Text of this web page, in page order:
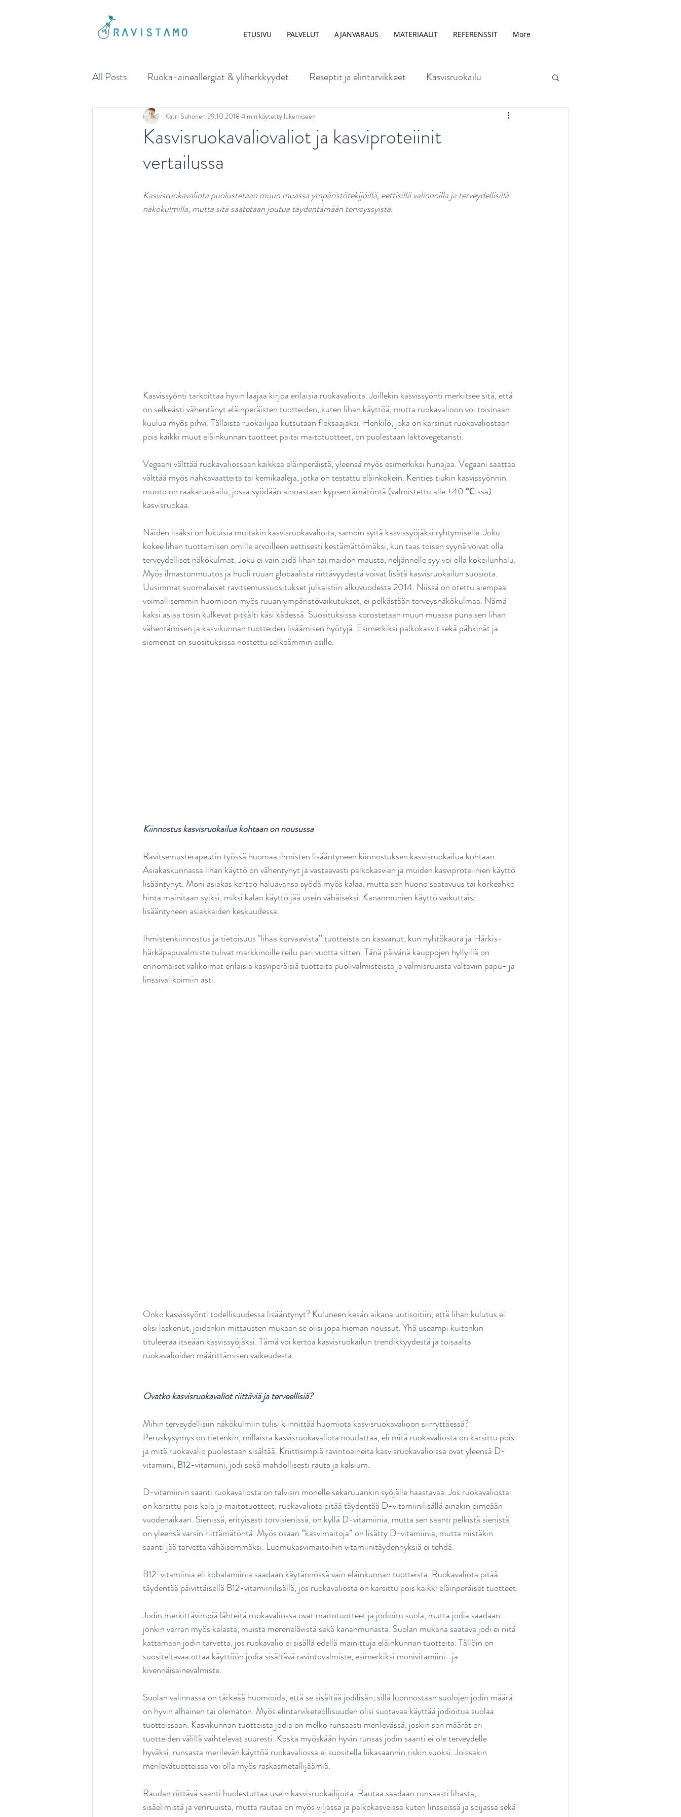
ETUSIVU PALVELUT AJANVARAUS MATERIAALIT REFERENSSIT More
All Posts Ruoka-aineallergiat & yliherkkyydet Reseptit ja elintarvikkeet Kasvisruokailu
Liikkujan ja urheilijan ravitsemus Ruoka ja mieli
Sydänterveys Painonhallinta ja elintavat
Ikäihmisen ravitsemus Aikuisen ravitsemus Vatsavaivat Ruokakasvatus Aineenvaihdunta
Kasvisruokavaliovaliot ja kasviproteiinit
vertailussa
Katri Suhonen 29.10.2018 4 min käytetty lukemiseen
Kasvisruokavaliota puolustetaan muun muassa ympäristötekijöillä, eettisillä valinnoilla ja terveydellisillä
näkökulmilla, mutta sitä saatetaan joutua täydentämään terveyssyistä.
Kasvissyönti tarkoittaa hyvin laajaa kirjoa erilaisia ruokavalioita. Joillekin kasvissyönti merkitsee sitä, että
on selkeästi vähentänyt eläinperäisten tuotteiden, kuten lihan käyttöä, mutta ruokavalioon voi toisinaan
kuulua myös pihvi. Tällaista ruokailijaa kutsutaan fleksaajaksi. Henkilö, joka on karsinut ruokavaliostaan
pois kaikki muut eläinkunnan tuotteet paitsi maitotuotteet, on puolestaan laktovegetaristi.
Vegaani välttää ruokavaliossaan kaikkea eläinperäistä, yleensä myös esimerkiksi hunajaa. Vegaani saattaa
välttää myös nahkavaatteita tai kemikaaleja, jotka on testattu eläinkokein. Kenties tiukin kasvissyönnin
muoto on raakaruokailu, jossa syödään ainoastaan kypsentämätöntä (valmistettu alle +40 ℃:ssa)
kasvisruokaa.
Näiden lisäksi on lukuisia muitakin kasvisruokavalioita, samoin syitä kasvissyöjäksi ryhtymiselle. Joku
kokee lihan tuottamisen omille arvoilleen eettisesti kestämättömäksi, kun taas toisen syynä voivat olla
terveydelliset näkökulmat. Joku ei vain pidä lihan tai maidon mausta, neljännelle syy voi olla kokeilunhalu.
Myös ilmastonmuutos ja huoli ruuan globaalista riittävyydestä voivat lisätä kasvisruokailun suosiota.
Uusimmat suomalaiset ravitsemussuositukset julkaistiin alkuvuodesta 2014. Niissä on otettu aiempaa
voimallisemmin huomioon myös ruuan ympäristövaikutukset, ei pelkästään terveysnäkökulmaa. Nämä
kaksi asiaa tosin kulkevat pitkälti käsi kädessä. Suosituksissa korostetaan muun muassa punaisen lihan
vähentämisen ja kasvikunnan tuotteiden lisäämisen hyötyjä. Esimerkiksi palkokasvit sekä pähkinät ja
siemenet on suosituksissa nostettu selkeämmin esille.
Kiinnostus kasvisruokailua kohtaan on nousussa
Ravitsemusterapeutin työssä huomaa ihmisten lisääntyneen kiinnostuksen kasvisruokailua kohtaan.
Asiakaskunnassa lihan käyttö on vähentynyt ja vastaavasti palkokasvien ja muiden kasviproteiinien käyttö
lisääntynyt. Moni asiakas kertoo haluavansa syödä myös kalaa, mutta sen huono saatavuus tai korkeahko
hinta mainitaan syiksi, miksi kalan käyttö jää usein vähäiseksi. Kananmunien käyttö vaikuttaisi
lisääntyneen asiakkaiden keskuudessa.
Ihmistenkiinnostus ja tietoisuus "lihaa korvaavista” tuotteista on kasvanut, kun nyhtökaura ja Härkis-
härkäpapuvalmiste tulivat markkinoille reilu pari vuotta sitten. Tänä päivänä kauppojen hyllyillä on
erinomaiset valikoimat erilaisia kasviperäisiä tuotteita puolivalmisteista ja valmisruuista valtaviin papu- ja
linssivalikoimiin asti.
Onko kasvissyönti todellisuudessa lisääntynyt? Kuluneen kesän aikana uutisoitiin, että lihan kulutus ei
olisi laskenut, joidenkin mittausten mukaan se olisi jopa hieman noussut. Yhä useampi kuitenkin
tituleeraa itseään kasvissyöjäksi. Tämä voi kertoa kasvisruokailun trendikkyydestä ja toisaalta
ruokavalioiden määrittämisen vaikeudesta.
Ovatko kasvisruokavaliot riittäviä ja terveellisiä?
Mihin terveydellisiin näkökulmiin tulisi kiinnittää huomiota kasvisruokavalioon siirryttäessä?
Peruskysymys on tietenkin, millaista kasvisruokavaliota noudattaa, eli mitä ruokavaliosta on karsittu pois
ja mitä ruokavalio puolestaan sisältää. Kriittisimpiä ravintoaineita kasvisruokavalioissa ovat yleensä D-
vitamiini, B12-vitamiini, jodi sekä mahdollisesti rauta ja kalsium.
D-vitamiinin saanti ruokavaliosta on talvisin monelle sekaruuankin syöjälle haastavaa. Jos ruokavaliosta
on karsittu pois kala ja maitotuotteet, ruokavaliota pitää täydentää D-vitamiinilisällä ainakin pimeään
vuodenaikaan. Sienissä, erityisesti torvisienissä, on kyllä D-vitamiinia, mutta sen saanti pelkistä sienistä
on yleensä varsin riittämätöntä. Myös osaan ”kasvimaitoja” on lisätty D-vitamiinia, mutta niistäkin
saanti jää tarvetta vähäisemmäksi. Luomukasvimaitoihin vitamiinitäydennyksiä ei tehdä.
B12-vitamiinia eli kobalamiinia saadaan käytännössä vain eläinkunnan tuotteista. Ruokavaliota pitää
täydentää päivittäisellä B12-vitamiinilisällä, jos ruokavaliosta on karsittu pois kaikki eläinperäiset tuotteet.
Jodin merkittävimpiä lähteitä ruokavaliossa ovat maitotuotteet ja jodioitu suola, mutta jodia saadaan
jonkin verran myös kalasta, muista merenelävistä sekä kananmunasta. Suolan mukana saatava jodi ei riitä
kattamaan jodin tarvetta, jos ruokavalio ei sisällä edellä mainittuja eläinkunnan tuotteita. Tällöin on
suositeltavaa ottaa käyttöön jodia sisältävä ravintovalmiste, esimerkiksi monivitamiini- ja
kivennäisainevalmiste.
Suolan valinnassa on tärkeää huomioida, että se sisältää jodilisän, sillä luonnostaan suolojen jodin määrä
on hyvin alhainen tai olematon. Myös elintarviketeollisuuden olisi suotavaa käyttää jodioitua suolaa
tuotteissaan. Kasvikunnan tuotteista jodia on melko runsaasti merilevässä, joskin sen määrät eri
tuotteiden välillä vaihtelevat suuresti. Koska myöskään hyvin runsas jodin saanti ei ole terveydelle
hyväksi, runsasta merilevän käyttöä ruokavaliossa ei suositella liikasaannin riskin vuoksi. Joissakin
merilevätuotteissa voi olla myös raskasmetallijäämiä.
Raudan riittävä saanti huolestuttaa usein kasvisruokailijoita. Rautaa saadaan runsaasti lihasta,
sisäelimistä ja veriruuista, mutta rautaa on myös viljassa ja palkokasveissa kuten linsseissä ja soijassa sekä